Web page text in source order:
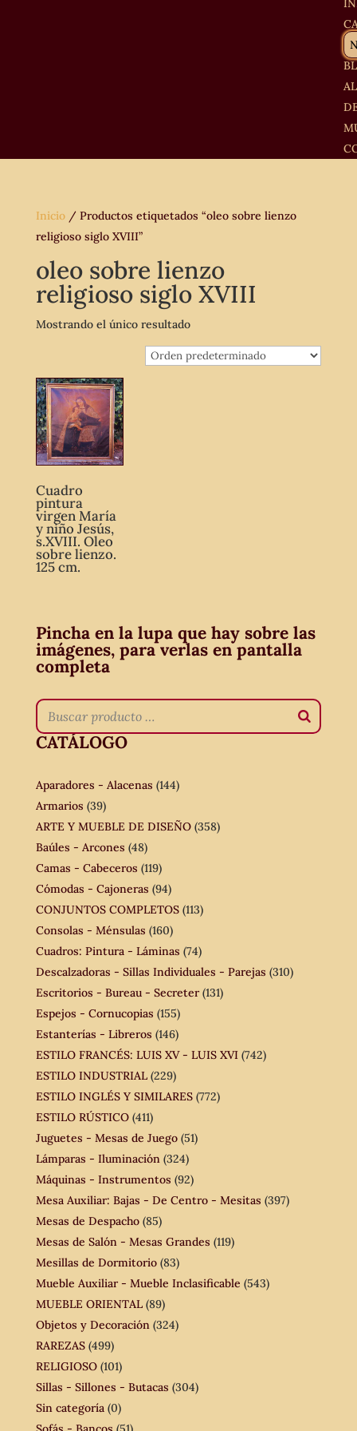
Inicio/ Productos etiquetados “oleo sobre lienzo
religioso siglo XVIII”
oleo sobre lienzo
religioso siglo XVIII
Mostrando el único resultado
Cuadro
pintura
virgen María
y niño Jesús,
s.XVIII. Oleo
sobre lienzo.
125 cm.
Pincha en la lupa que hay sobre las
imágenes, para verlas en pantalla
completa
CATÁLOGO
Aparadores - Alacenas (144)
Armarios (39)
ARTE Y MUEBLE DE DISEÑO (358)
Baúles - Arcones (48)
Camas - Cabeceros (119)
Cómodas - Cajoneras (94)
CONJUNTOS COMPLETOS (113)
Consolas - Ménsulas (160)
Cuadros: Pintura - Láminas (74)
Descalzadoras - Sillas Individuales - Parejas (310)
Escritorios - Bureau - Secreter (131)
Espejos - Cornucopias (155)
Estanterías - Libreros (146)
ESTILO FRANCÉS: LUIS XV - LUIS XVI (742)
ESTILO INDUSTRIAL (229)
ESTILO INGLÉS Y SIMILARES (772)
ESTILO RÚSTICO (411)
Juguetes - Mesas de Juego (51)
Lámparas - Iluminación (324)
Máquinas - Instrumentos (92)
Mesa Auxiliar: Bajas - De Centro - Mesitas (397)
Mesas de Despacho (85)
Mesas de Salón - Mesas Grandes (119)
Mesillas de Dormitorio (83)
Mueble Auxiliar - Mueble Inclasificable (543)
MUEBLE ORIENTAL (89)
Objetos y Decoración (324)
RAREZAS (499)
RELIGIOSO (101)
Sillas - Sillones - Butacas (304)
Sin categoría (0)